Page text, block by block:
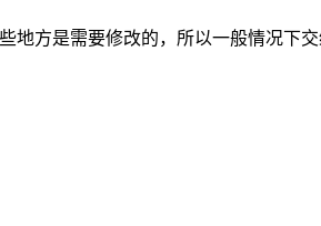
地方是需要修改的，所以一般情况下